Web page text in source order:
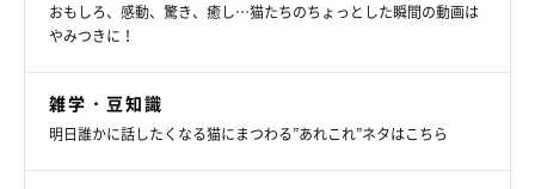
おもしろ、感動、驚き、癒し…猫たちのちょっとした瞬間の動画は
やみつきに！
雑学・豆知識
明日誰かに話したくなる猫にまつわる”あれこれ”ネタはこちら